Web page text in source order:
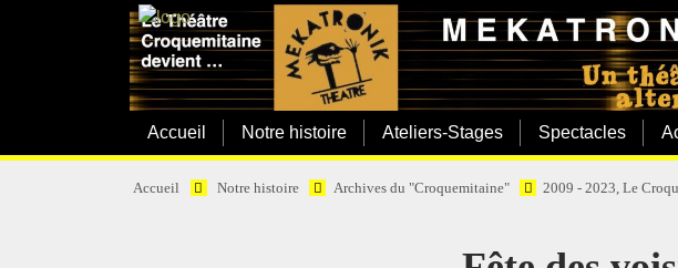
Accueil Notre histoire Ateliers-Stages Spectacles
Accueil Notre histoire Archives du "Croquemitaine" 2009 - 2023, Le